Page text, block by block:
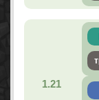
1.21